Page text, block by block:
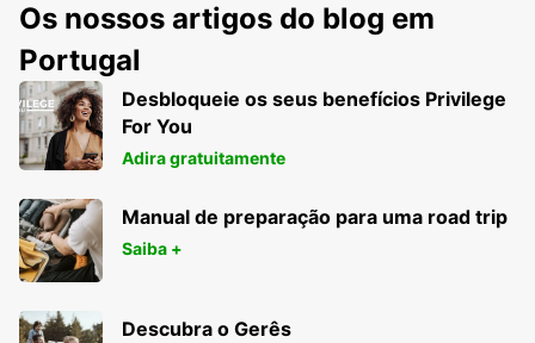
Os nossos artigos do blog em
Portugal
Desbloqueie os seus benefícios Privilege
For You
Adira gratuitamente
Manual de preparação para uma road trip
Saiba +
Descubra o Gerês